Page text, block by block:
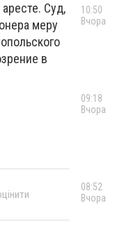
Суд,
меру
в
10:50
Вчора
09:18
Вчора
08:52
Вчора